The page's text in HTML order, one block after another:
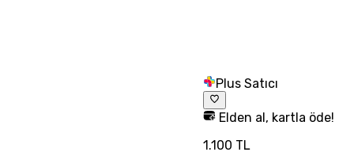
Plus Satıcı
Elden al, kartla öde!
1.100 TL